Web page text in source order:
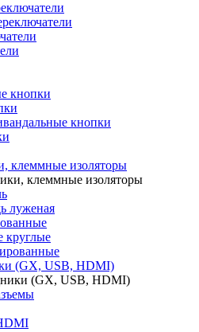
кнопки
кнопки
клеммные изоляторы
клеммные изоляторы
луженая
(GX, USB, HDMI)
(GX, USB, HDMI)